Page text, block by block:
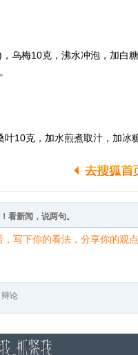
梅10克，沸水冲泡，加白糖
克，加水煎煮取汁，加冰
看新闻，说两句。
辩论